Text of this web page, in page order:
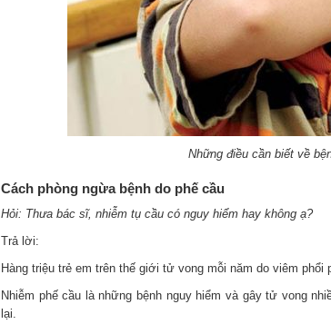
Những điều cần biết về
Cách phòng ngừa bệnh do phế cầu
Hỏi: Thưa bác sĩ, nhiễm tụ cầu có nguy hiểm hay không ạ?
Trả lời:
Hàng triệu trẻ em trên thế giới tử vong mỗi năm do viêm phổi
Nhiễm phế cầu là những bệnh nguy hiểm và gây tử vong
lại.